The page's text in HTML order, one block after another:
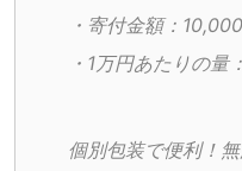
・寄付金額：
・1万円あたりの量
個別包装で便利！